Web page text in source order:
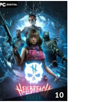
10